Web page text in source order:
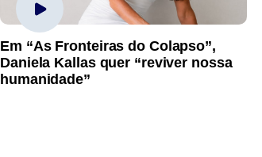
Em “As Fronteiras do Colapso”,
Daniela Kallas quer “reviver nossa
humanidade”